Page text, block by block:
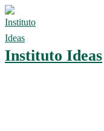
Ir
al
contenido
Instituto Ideas